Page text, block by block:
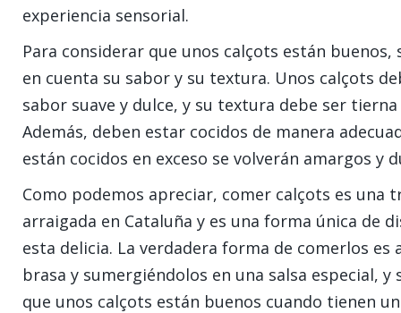
experiencia sensorial.
Para considerar que unos calçots están buenos,
en cuenta su sabor y su textura. Unos calçots
sabor suave y dulce, y su textura debe ser tierna
Además, deben estar cocidos de manera
están cocidos en exceso se volverán amargos y
Como podemos apreciar, comer calçots es una
arraigada en Cataluña y es una forma única de
esta delicia. La verdadera forma de comerlos es
brasa y sumergiéndolos en una salsa especial, y
que unos calçots están buenos cuando tienen